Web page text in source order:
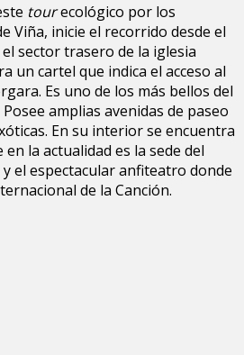
tourecológico por los
Viña, inicie el recorrido desde el
sector trasero de la iglesia
un cartel que indica el acceso al
Es uno de los más bellos del
amplias avenidas de paseo
En su interior se encuentra
la actualidad es la sede del
el espectacular anfiteatro donde
de la Canción.